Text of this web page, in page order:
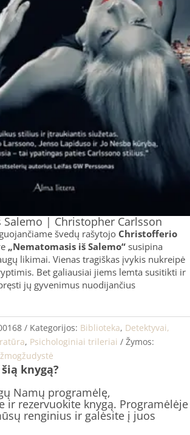
| Christopher Carlsson
švedų rašytojo Christofferio
„Nematomasis iš Salemo“ susipina
likimai. Vienas tragiškas įvykis nukreipė
Bet galiausiai jiems lemta susitikti ir
jų gyvenimus nuodijančius
Kategorijos: Biblioteka, Detektyvai,
, Psichologiniai trileriai
Žymos:
žmogžudystė
knygą?
Namų programėlę,
ir rezervuokite knygą. Programėlėje
renginius ir galėsite į juos